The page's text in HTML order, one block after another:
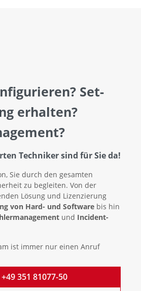
Set-
erhalten?
Techniker sind für Sie da!
Sie durch den gesamten
zu begleiten. Von der
Lösung und Lizenzierung
von Hard- und Software bis hin
und Incident-
ist immer nur einen Anruf
+49 351 81077-50